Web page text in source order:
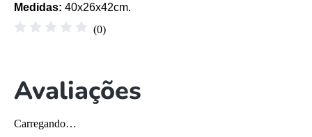
Medidas: 40x26x42cm.
☆ ☆ ☆ ☆ ☆ (0)
Avaliações
Carregando…